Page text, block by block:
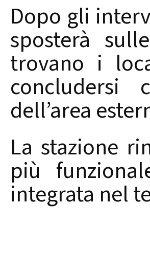
Dopo gli
sposterà
trovano i
concludersi
dell’area
La stazione
più
integrata nel